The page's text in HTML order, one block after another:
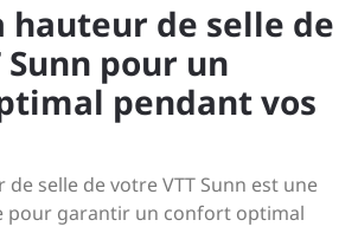
hauteur de selle de
Sunn pour un
pendant vos
selle de votre VTT Sunn est une
pour garantir un confort optimal